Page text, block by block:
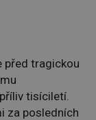
před tragickou
tisíciletí.
za posledních